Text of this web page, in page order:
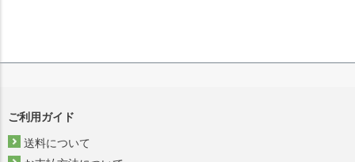
ご利用ガイド
送料について